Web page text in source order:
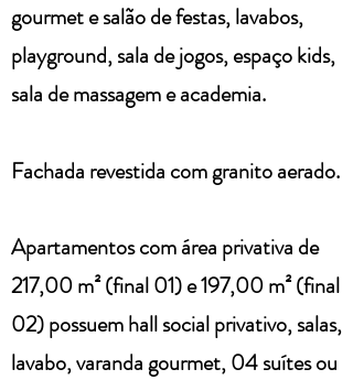
gourmet e salão de festas, lavabos,
playground, sala de jogos, espaço kids,
sala de massagem e academia.
Fachada revestida com granito aerado.
Apartamentos comárea privativa de
217,00 m² (final 01) e 197,00 m² (final
02) possuem hall social privativo, salas,
lavabo, varanda gourmet,04 suítes ou